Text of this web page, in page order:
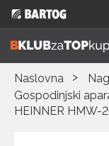
Naslovna
Gospodinjski
HEINNER HMW-